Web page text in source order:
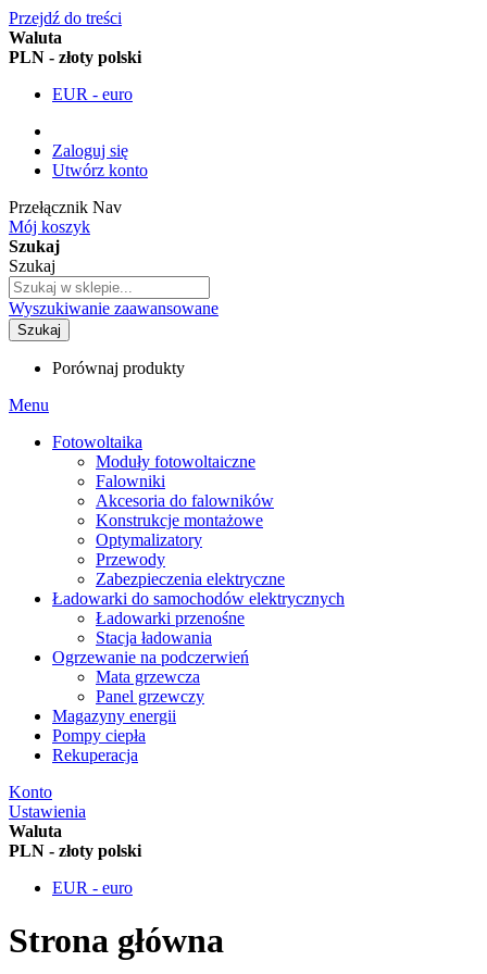
Przejdź do treści
Waluta
PLN - złoty polski
EUR - euro
Zaloguj się
Utwórz konto
Przełącznik Nav
Mój koszyk
Szukaj
Szukaj
Wyszukiwanie zaawansowane
Szukaj
Porównaj produkty
Menu
Fotowoltaika
Moduły fotowoltaiczne
Falowniki
Akcesoria do falowników
Konstrukcje montażowe
Optymalizatory
Przewody
Zabezpieczenia elektryczne
Ładowarki do samochodów elektrycznych
Ładowarki przenośne
Stacja ładowania
Ogrzewanie na podczerwień
Mata grzewcza
Panel grzewczy
Magazyny energii
Pompy ciepła
Rekuperacja
Konto
Ustawienia
Waluta
PLN - złoty polski
EUR - euro
Strona główna